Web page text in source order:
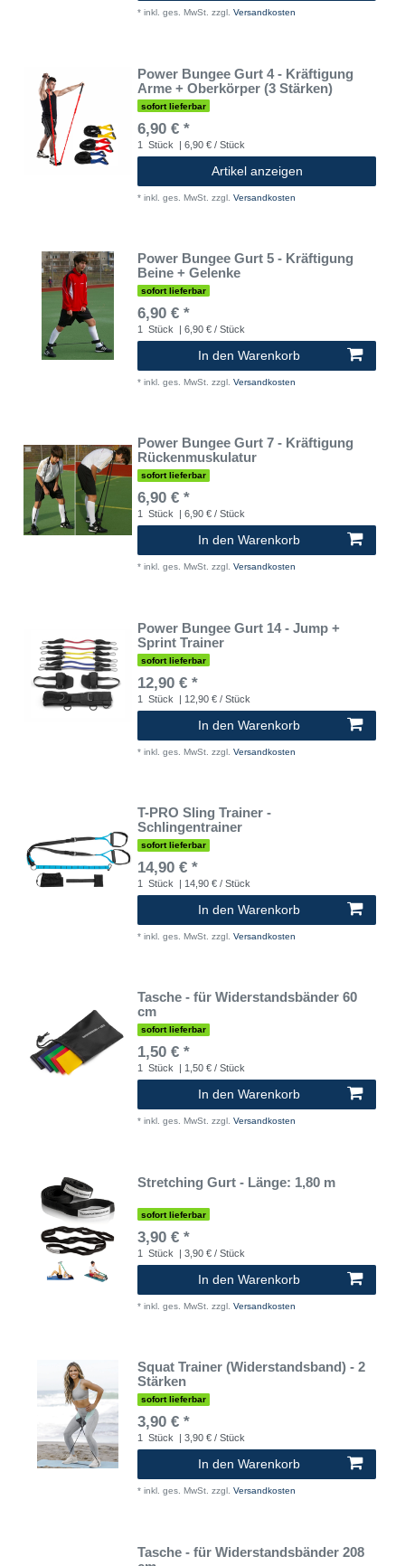
* inkl. ges. MwSt. zzgl. Versandkosten
Power Bungee Gurt 4 - Kräftigung
Arme + Oberkörper (3 Stärken)
sofort lieferbar
6,90 € *
1 Stück | 6,90 € / Stück
Artikel anzeigen
* inkl. ges. MwSt. zzgl. Versandkosten
Power Bungee Gurt 5 - Kräftigung
Beine + Gelenke
sofort lieferbar
6,90 € *
1 Stück | 6,90 € / Stück
In den Warenkorb
* inkl. ges. MwSt. zzgl. Versandkosten
Power Bungee Gurt 7 - Kräftigung
Rückenmuskulatur
sofort lieferbar
6,90 € *
1 Stück | 6,90 € / Stück
In den Warenkorb
* inkl. ges. MwSt. zzgl. Versandkosten
Power Bungee Gurt 14 - Jump +
Sprint Trainer
sofort lieferbar
12,90 € *
1 Stück | 12,90 € / Stück
In den Warenkorb
* inkl. ges. MwSt. zzgl. Versandkosten
T-PRO Sling Trainer -
Schlingentrainer
sofort lieferbar
14,90 € *
1 Stück | 14,90 € / Stück
In den Warenkorb
* inkl. ges. MwSt. zzgl. Versandkosten
Tasche - für Widerstandsbänder 60
cm
sofort lieferbar
1,50 € *
1 Stück | 1,50 € / Stück
In den Warenkorb
* inkl. ges. MwSt. zzgl. Versandkosten
Stretching Gurt - Länge: 1,80 m
sofort lieferbar
3,90 € *
1 Stück | 3,90 € / Stück
In den Warenkorb
* inkl. ges. MwSt. zzgl. Versandkosten
Squat Trainer (Widerstandsband) - 2
Stärken
sofort lieferbar
3,90 € *
1 Stück | 3,90 € / Stück
In den Warenkorb
* inkl. ges. MwSt. zzgl. Versandkosten
Tasche - für Widerstandsbänder 208